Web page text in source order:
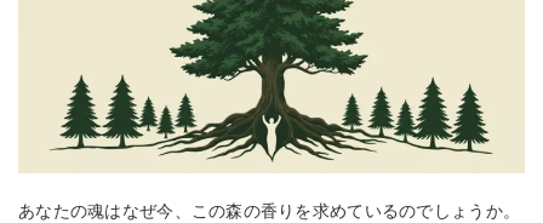
あなたの魂はなぜ今、この森の香りを求めているのでしょうか。